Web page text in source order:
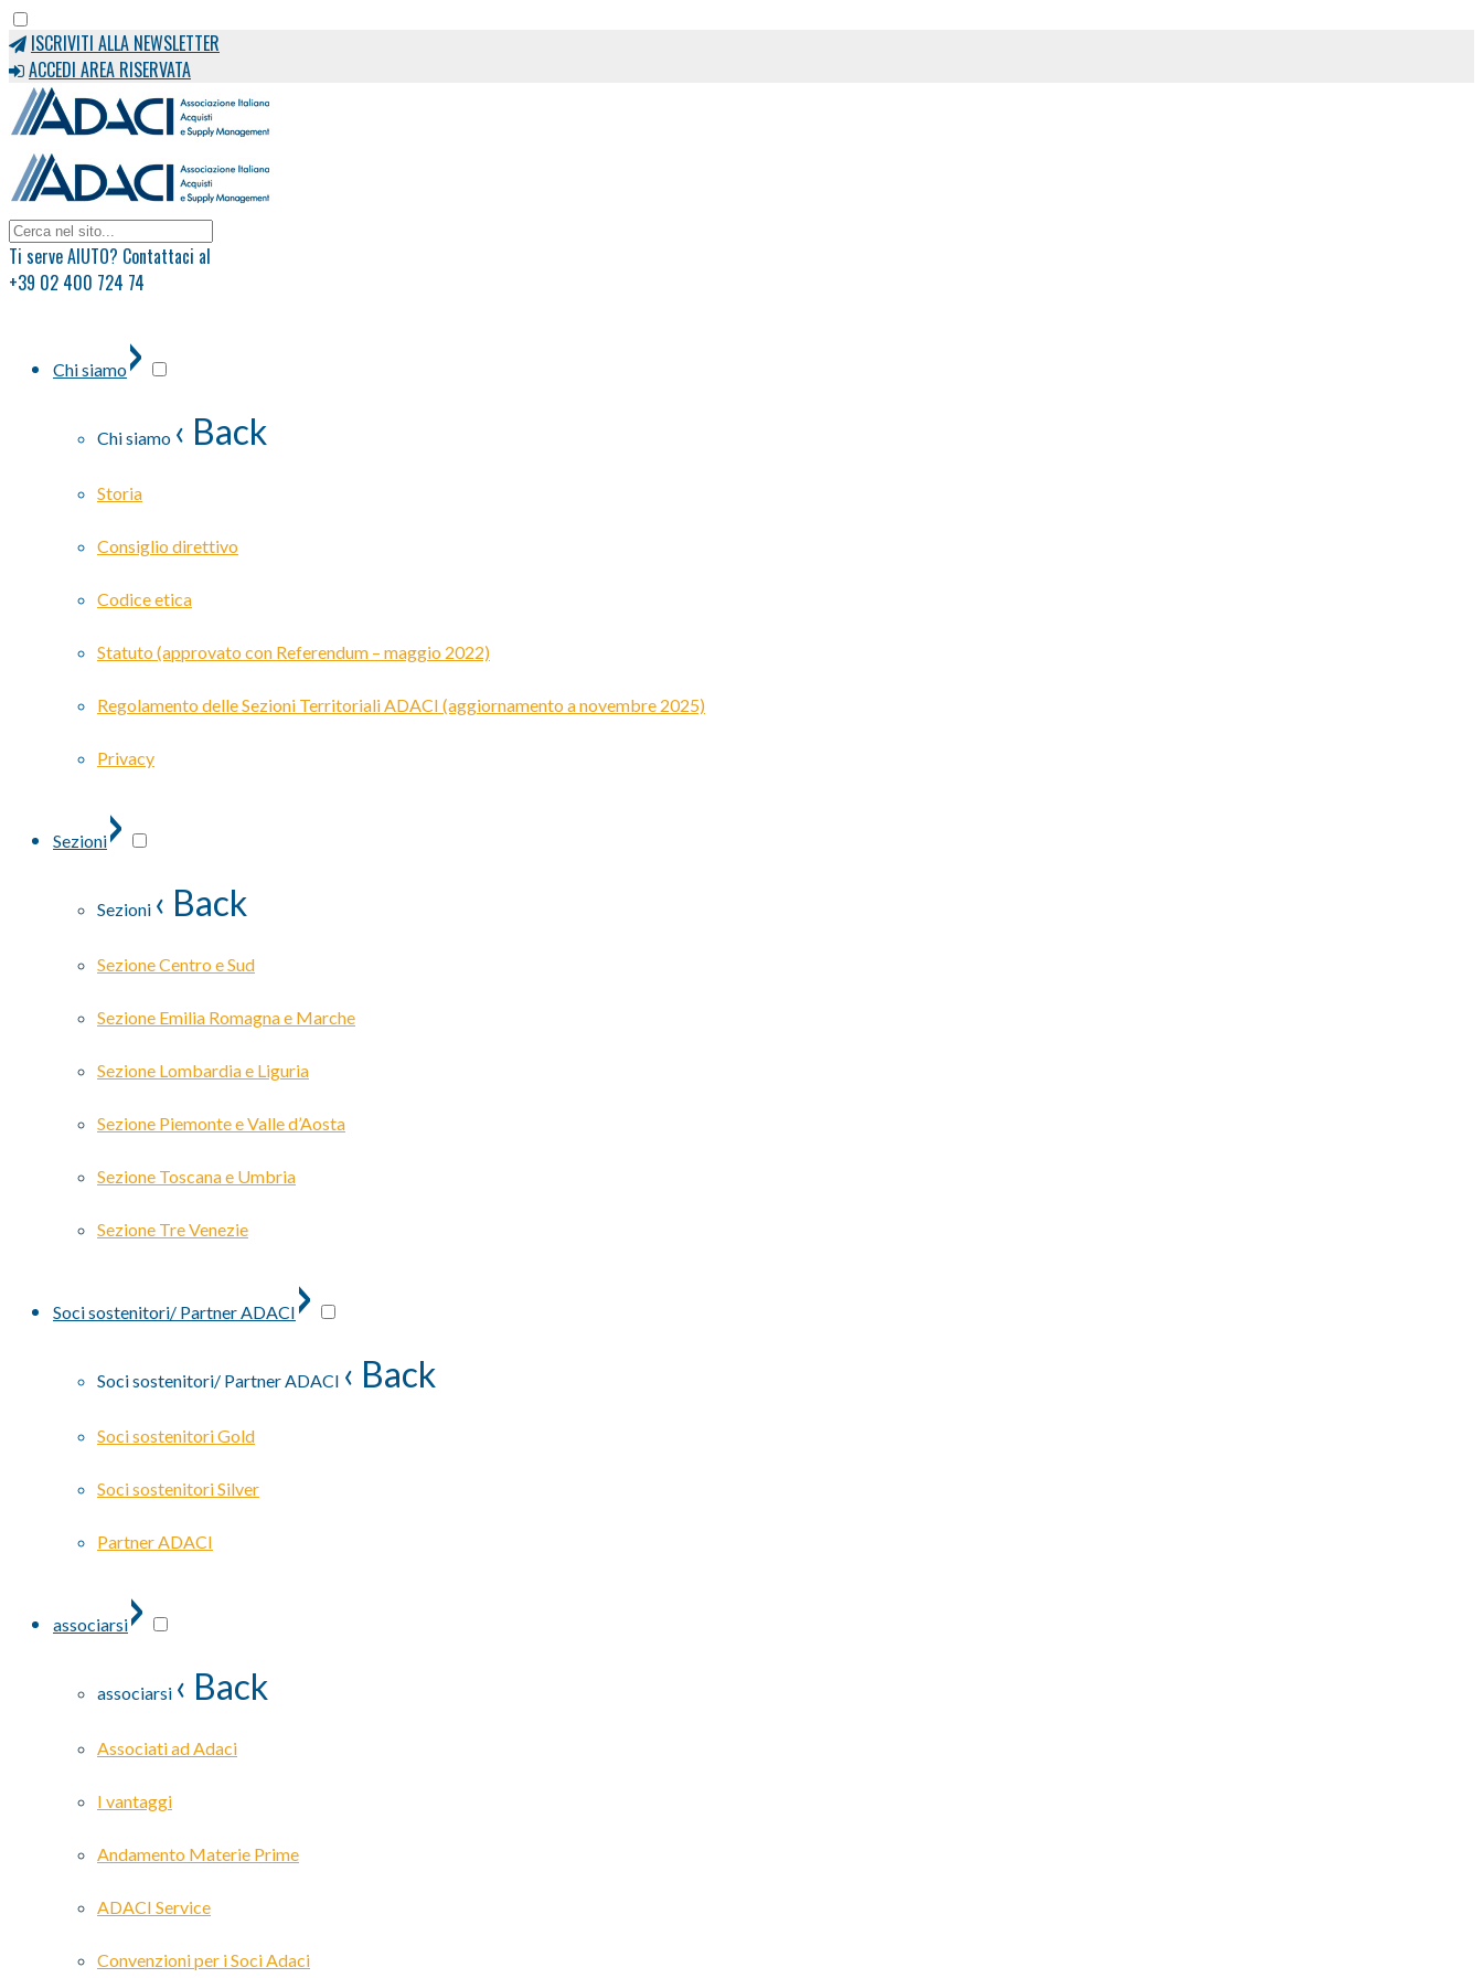
ISCRIVITI ALLA NEWSLETTER
ACCEDI AREA RISERVATA
Ti serve AIUTO? Contattaci al
+39 02 400 724 74
Chi siamo›
Chi siamo ‹ Back
Storia
Consiglio direttivo
Codice etica
Statuto (approvato con Referendum – maggio 2022)
Regolamento delle Sezioni Territoriali ADACI (aggiornamento a novembre 2025)
Privacy
Sezioni›
Sezioni ‹ Back
Sezione Centro e Sud
Sezione Emilia Romagna e Marche
Sezione Lombardia e Liguria
Sezione Piemonte e Valle d’Aosta
Sezione Toscana e Umbria
Sezione Tre Venezie
Soci sostenitori/ Partner ADACI ›
Soci sostenitori/ Partner ADACI ‹ Back
Soci sostenitori Gold
Soci sostenitori Silver
Partner ADACI
associarsi›
associarsi ‹ Back
Associati ad Adaci
I vantaggi
Andamento Materie Prime
ADACI Service
Convenzioni per i Soci Adaci